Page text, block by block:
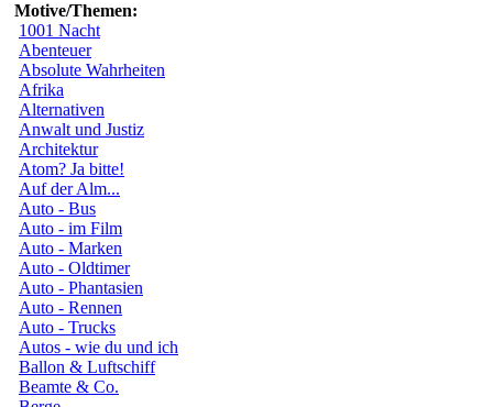
Motive/Themen:
1001 Nacht
Abenteuer
Absolute Wahrheiten
Afrika
Alternativen
Anwalt und Justiz
Architektur
Atom? Ja bitte!
Auf der Alm...
Auto - Bus
Auto - im Film
Auto - Marken
Auto - Oldtimer
Auto - Phantasien
Auto - Rennen
Auto - Trucks
Autos - wie du und ich
Ballon & Luftschiff
Beamte & Co.